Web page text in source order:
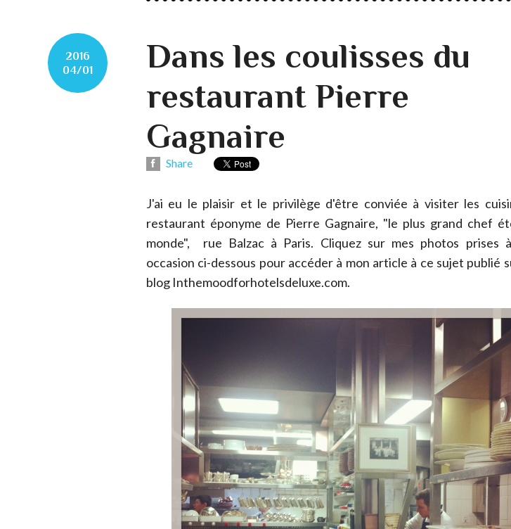
2016
04/01
Dans les coulisses du
restaurant Pierre
Gagnaire
Share
J'ai eu le plaisir et le privilège d'être conviée à visiter les
restaurant éponyme de Pierre Gagnaire, "le plus grand chef
monde", rue Balzac à Paris. Cliquez sur mes photos prises
occasion ci-dessous pour accéder à mon article à ce sujet publié
blog Inthemoodforhotelsdeluxe.com.